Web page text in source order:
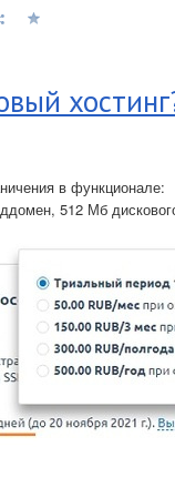
в функционале:
512 Мб